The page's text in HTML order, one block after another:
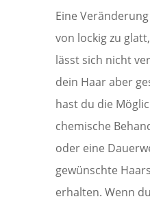
Eine
von lockig zu
lässt sich nicht
dein Haar aber
hast du die
chemische
oder eine
gewünschte
erhalten. Wenn